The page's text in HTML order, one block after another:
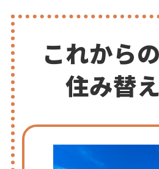
これから
住み替